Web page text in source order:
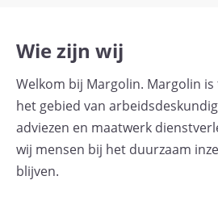
Wie zijn wij
Welkom bij Margolin. Margolin
het gebied van
adviezen en maatwerk
wij mensen bij het duurzaam
blijven.